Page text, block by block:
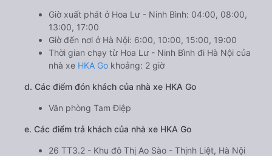
Giờ xuất phát ở Hoa Lư - Ninh Bình: 04:00, 08:00,
13:00, 17:00
Giờ đến nơi ở Hà Nội: 6:00, 10:00, 15:00, 19:00
Thời gian chạy từ Hoa Lư - Ninh Bình đi Hà Nội của
nhà xe HKA Go khoảng: 2 giờ
d. Các điểm đón khách của nhà xe HKA Go
Văn phòng Tam Điệp
e. Các điểm trả khách của nhà xe HKA Go
26 TT3.2 - Khu đô Thị Ao Sào - Thịnh Liệt, Hà Nội